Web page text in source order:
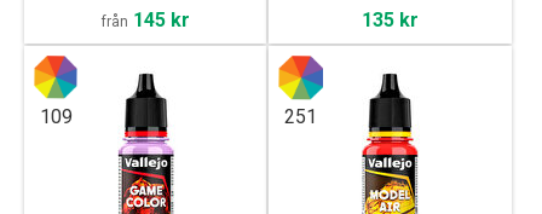
från 145 kr 135 kr
109 251